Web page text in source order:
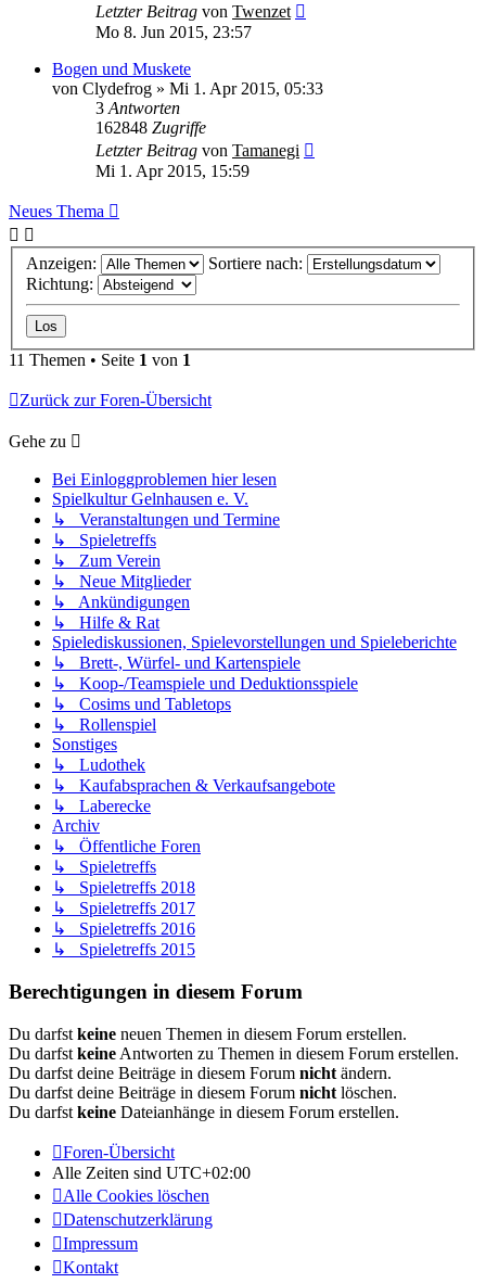
Letzter Beitrag von Twenzet
Mo 8. Jun 2015, 23:57
Bogen und Muskete
von Clydefrog » Mi 1. Apr 2015, 05:33
3 Antworten
162848 Zugriffe
Letzter Beitrag von Tamanegi
Mi 1. Apr 2015, 15:59
Neues Thema
Anzeigen:
Sortiere nach:
Richtung:
11 Themen • Seite 1 von 1
Zurück zur Foren-Übersicht
Gehe zu
Bei Einloggproblemen hier lesen
Spielkultur Gelnhausen e. V.
↳ Veranstaltungen und Termine
↳ Spieletreffs
↳ Zum Verein
↳ Neue Mitglieder
↳ Ankündigungen
↳ Hilfe & Rat
Spielediskussionen, Spielevorstellungen und Spieleberichte
↳ Brett-, Würfel- und Kartenspiele
↳ Koop-/Teamspiele und Deduktionsspiele
↳ Cosims und Tabletops
↳ Rollenspiel
Sonstiges
↳ Ludothek
↳ Kaufabsprachen & Verkaufsangebote
↳ Laberecke
Archiv
↳ Öffentliche Foren
↳ Spieletreffs
↳ Spieletreffs 2018
↳ Spieletreffs 2017
↳ Spieletreffs 2016
↳ Spieletreffs 2015
Berechtigungen in diesem Forum
Du darfst keine neuen Themen in diesem Forum erstellen.
Du darfst keine Antworten zu Themen in diesem Forum erstellen.
Du darfst deine Beiträge in diesem Forum nicht ändern.
Du darfst deine Beiträge in diesem Forum nicht löschen.
Du darfst keine Dateianhänge in diesem Forum erstellen.
Foren-Übersicht
Alle Zeiten sind UTC+02:00
Alle Cookies löschen
Datenschutzerklärung
Impressum
Kontakt